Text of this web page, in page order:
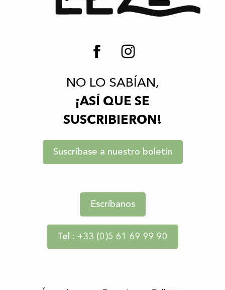
NO LO SABÍAN,
¡ASÍ QUE SE
SUSCRIBIERON!
Suscríbase a nuestro boletín
Escríbanos
Tel : +33 (0)5 61 69 99 90